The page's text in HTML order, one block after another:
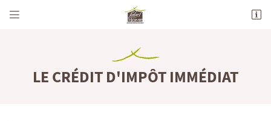
 
712 Avenue de la Grande Champagne
LE CRÉDIT D'IMPÔT IMMÉDIAT